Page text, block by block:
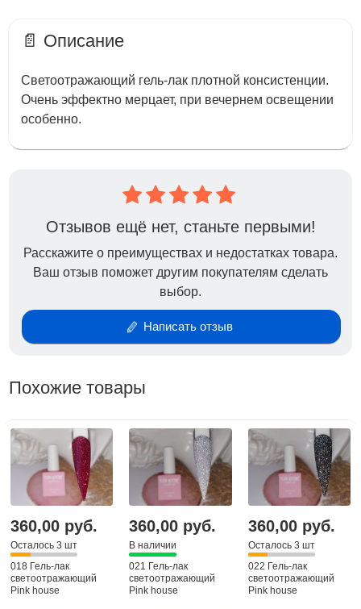
📄 Описание
Светоотражающий гель-лак плотной консистенции.
Очень эффектно мерцает, при вечернем освещении
особенно.
Отзывов ещё нет, станьте первыми!
Расскажите о преимуществах и недостатках товара.
Ваш отзыв поможет другим покупателям сделать
выбор.
Написать отзыв
Похожие товары
360,00 руб.
Осталось 3 шт
018 Гель-лак
светоотражающий
Pink house
360,00 руб.
В наличии
021 Гель-лак
светоотражающий
Pink house
360,00 руб.
Осталось 3 шт
022 Гель-лак
светоотражающий
Pink house